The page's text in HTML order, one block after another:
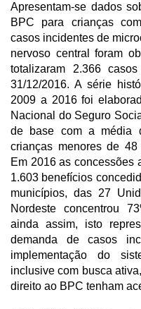
Apresentam-se dados
BPC para crianças
casos incidentes de
nervoso central foram
totalizaram 2.366
31/12/2016. A série
2009 a 2016 foi
Nacional do Seguro
de base com a média
crianças menores de
Em 2016 as concessões
1.603 benefícios
municípios, das 27
Nordeste concentrou
ainda assim, isto
demanda de casos
implementação do
inclusive com busca
direito ao BPC tenham